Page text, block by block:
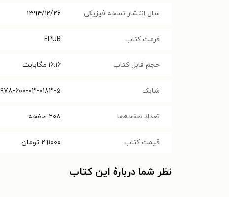
سال انتشار نسخه فیزیکی ۱۳۹۴/۱۲/۲۶
فرمت کتاب EPUB
حجم فایل کتاب ۱۶.۱۶ مگابایت
شابک ۹۷۸-۶۰۰-۰۳-۰۱۸۳-۵
تعداد صفحه‌ها ۲۰۸ صفحه
قیمت کتاب ۲۹۱۰۰۰ تومان
نظر شما دربارهٔ این کتاب